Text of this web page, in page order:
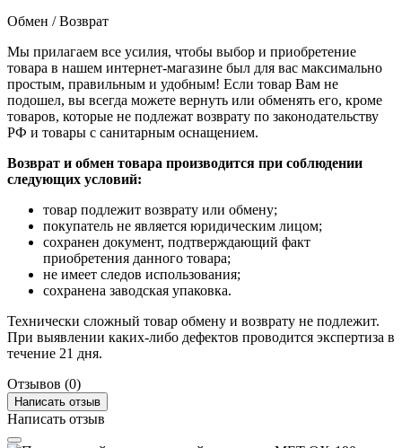
Обмен / Возврат
Мы прилагаем все усилия, чтобы выбор и приобретение
товара в нашем интернет-магазине был для вас максимально
простым, правильным и удобным! Если товар Вам не
подошел, вы всегда можете вернуть или обменять его, кроме
товаров, которые не подлежат возврату по законодательству
РФ и товары с санитарным оснащением.
Возврат и обмен товара производится при соблюдении
следующих условий:
товар подлежит возврату или обмену;
покупатель не является юридическим лицом;
сохранен документ, подтверждающий факт
приобретения данного товара;
не имеет следов использования;
сохранена заводская упаковка.
Технически сложный товар обмену и возврату не подлежит.
При выявлении каких-либо дефектов проводится экспертиза в
течение 21 дня.
Отзывов (0)
Написать отзыв
Написать отзыв